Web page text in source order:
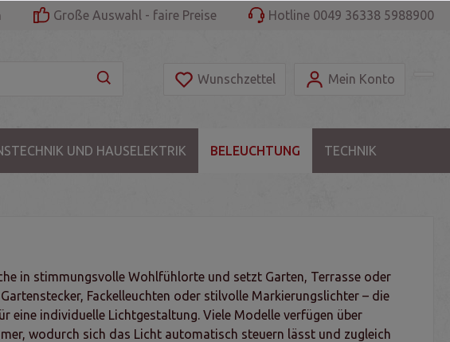
Große Auswahl - faire Preise Hotline 0049 36338 5988900
Wunschzettel Mein Konto
UND HAUSELEKTRIK BELEUCHTUNG TECHNIK
in stimmungsvolle Wohlfühlorte und setzt Garten, Terrasse oder
Fackelleuchten oder stilvolle Markierungslichter – die
individuelle Lichtgestaltung. Viele Modelle verfügen über
wodurch sich das Licht automatisch steuern lässt und zugleich